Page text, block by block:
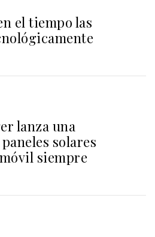
el tiempo las
lanza una
solares
siempre